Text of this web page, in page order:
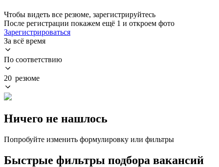
Чтобы видеть все резюме, зарегистрируйтесь
После регистрации покажем ещё 1 и откроем фото
Зарегистрироваться
За всё время
По соответствию
20 резюме
Ничего не нашлось
Попробуйте изменить формулировку или фильтры
Быстрые фильтры подбора вакансий